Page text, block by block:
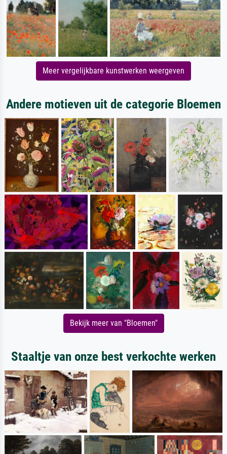
Meer vergelijkbare kunstwerken weergeven
Andere motieven uit de categorie Bloemen
Bekijk meer van "Bloemen"
Staaltje van onze best verkochte werken